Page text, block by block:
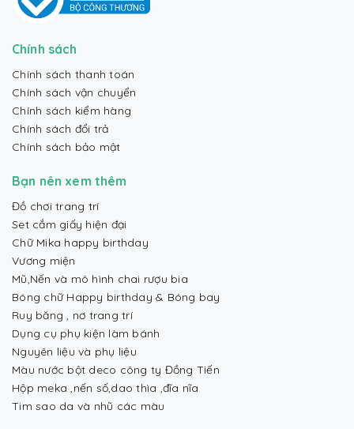
Chính sách
Chính sách thanh toán
Chính sách vận chuyển
Chính sách kiểm hàng
Chính sách đổi trả
Chính sách bảo mật
Bạn nên xem thêm
Đồ chơi trang trí
Set cắm giấy hiện đại
Chữ Mika happy birthday
Vương miện
Mũ,Nến và mô hình chai rượu bia
Bóng chữ Happy birthday & Bóng bay
Ruy băng , nơ trang trí
Dụng cụ phụ kiện làm bánh
Nguyên liệu và phụ liệu
Màu nước bột deco công ty Đồng Tiến
Hộp meka ,nến số,dao thìa ,đĩa nĩa
Tim sao da và nhũ các màu